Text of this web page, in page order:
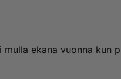
ekana vuonna kun